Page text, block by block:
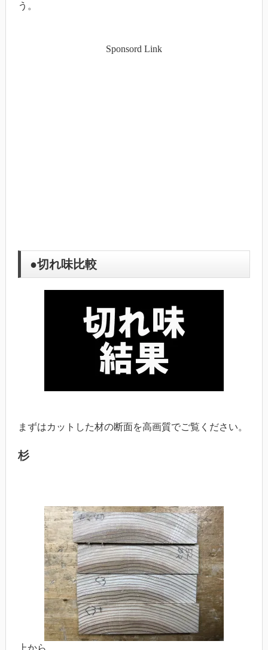
う。
Sponsord Link
●切れ味比較
まずはカットした材の断面を高画質でご覧ください。
杉